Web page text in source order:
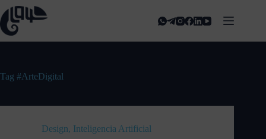
Tag #ArteDigital
Design, Inteligencia Artificial